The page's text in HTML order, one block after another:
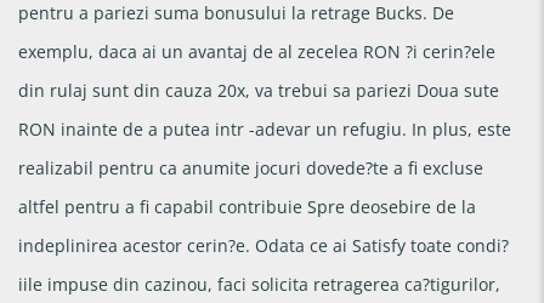
pentru a pariezi suma bonusului la retrage Bucks. De
exemplu, daca ai un avantaj de al zecelea RON ?i cerin?ele
din rulaj sunt din cauza 20x, va trebui sa pariezi Doua sute
RON inainte de a putea intr -adevar un refugiu. In plus, este
realizabil pentru ca anumite jocuri dovede?te a fi excluse
altfel pentru a fi capabil contribuie Spre deosebire de la
indeplinirea acestor cerin?e. Odata ce ai Satisfy toate condi?
iile impuse din cazinou, faci solicita retragerea ca?tigurilor,